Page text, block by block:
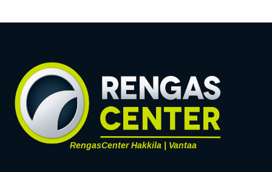
RengasCenter Hakkila | Vantaa